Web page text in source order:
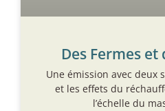
Des Fermes et
Une émission avec
et les effets du
l’échelle du